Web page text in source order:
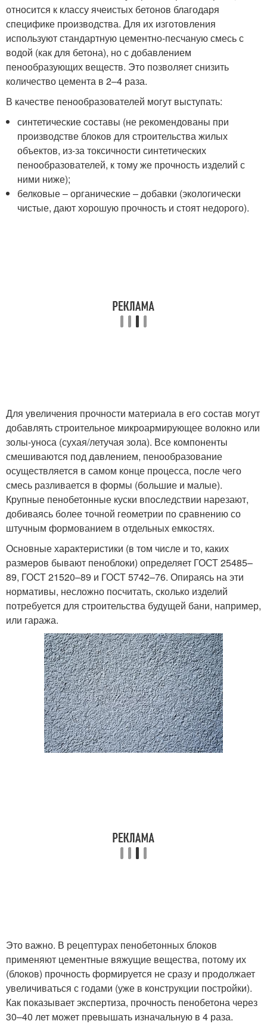
относится к классу ячеистых бетонов благодаря
специфике производства. Для их изготовления
используют стандартную цементно-песчаную смесь с
водой (как для бетона), но с добавлением
пенообразующих веществ. Это позволяет снизить
количество цемента в 2–4 раза.
В качестве пенообразователей могут выступать:
синтетические составы (не рекомендованы при
производстве блоков для строительства жилых
объектов, из-за токсичности синтетических
пенообразователей, к тому же прочность изделий с
ними ниже);
белковые – органические – добавки (экологически
чистые, дают хорошую прочность и стоят недорого).
Для увеличения прочности материала в его состав могут
добавлять строительное микроармирующее волокно или
золы-уноса (сухая/летучая зола). Все компоненты
смешиваются под давлением, пенообразование
осуществляется в самом конце процесса, после чего
смесь разливается в формы (большие и малые).
Крупные пенобетонные куски впоследствии нарезают,
добиваясь более точной геометрии по сравнению со
штучным формованием в отдельных емкостях.
Основные характеристики (в том числе и то, каких
размеров бывают пеноблоки) определяет ГОСТ 25485–
89, ГОСТ 21520–89 и ГОСТ 5742–76. Опираясь на эти
нормативы, несложно посчитать, сколько изделий
потребуется для строительства будущей бани, например,
или гаража.
Это важно. В рецептурах пенобетонных блоков
применяют цементные вяжущие вещества, потому их
(блоков) прочность формируется не сразу и продолжает
увеличиваться с годами (уже в конструкции постройки).
Как показывает экспертиза, прочность пенобетона через
30–40 лет может превышать изначальную в 4 раза.